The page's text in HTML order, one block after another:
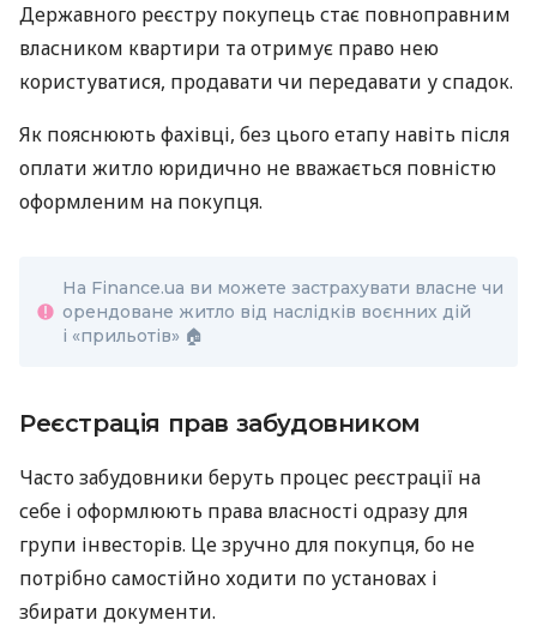
Державного реєстру покупець стає повноправним
власником квартири та отримує право нею
користуватися, продавати чи передавати у спадок.
Як пояснюють фахівці, без цього етапу навіть після
оплати житло юридично не вважається повністю
оформленим на покупця.
На Finance.ua ви можете застрахувати власне чи
орендоване житло від наслідків воєнних дій
і «прильотів» 🏠
Реєстрація прав забудовником
Часто забудовники беруть процес реєстрації на
себе і оформлюють права власності одразу для
групи інвесторів. Це зручно для покупця, бо не
потрібно самостійно ходити по установах і
збирати документи.